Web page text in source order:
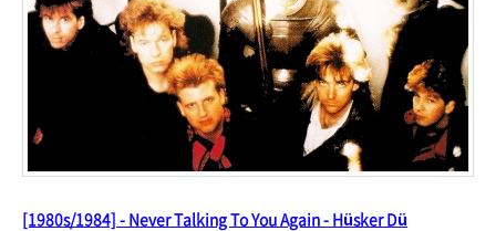
[1980s/1984] - Never Talking To You Again - Hüsker Dü